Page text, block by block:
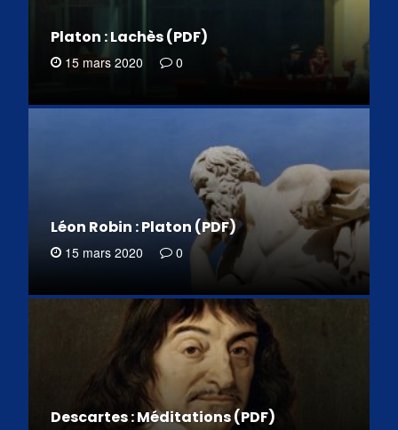
Platon : Lachès (PDF)
15 mars 2020 0
Léon Robin : Platon (PDF)
15 mars 2020 0
Descartes : Méditations (PDF)